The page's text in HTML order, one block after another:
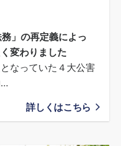
」の再定義によっ
変わりました
なっていた４大公害
…
詳しくはこちら